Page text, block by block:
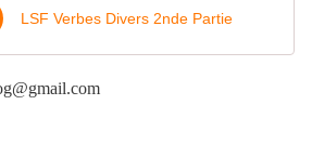
LSF Verbes Divers 2nde Partie